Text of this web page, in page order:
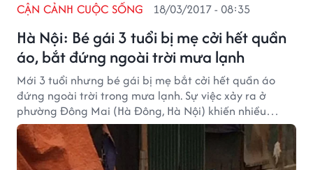
Hà Nội: Bé gái 3 tuổi bị mẹ cởi hết quần
áo, bắt đứng ngoài trời mưa lạnh
CẬN CẢNH CUỘC SỐNG 18/03/2017 - 08:35
Mới 3 tuổi nhưng bé gái bị mẹ bắt cởi hết quần áo
đứng ngoài trời trong mưa lạnh. Sự việc xảy ra ở
phường Đông Mai (Hà Đông, Hà Nội) khiến nhiều
người xót xa.